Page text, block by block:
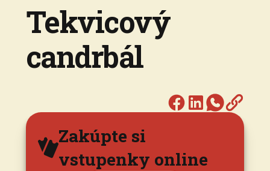
Tekvicový
candrbál
Zakúpte si
vstupenky online